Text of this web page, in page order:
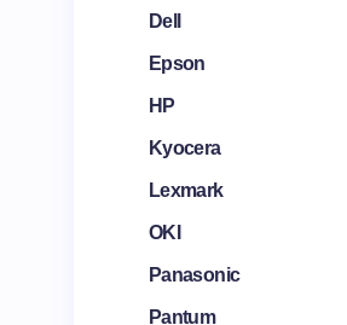
Dell
Epson
HP
Kyocera
Lexmark
OKI
Panasonic
Pantum